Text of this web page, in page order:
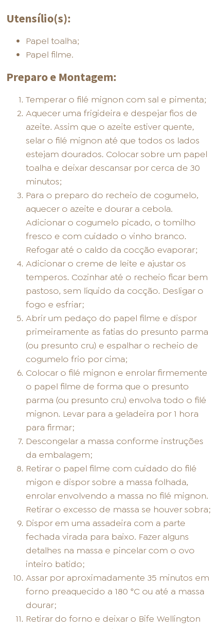
Utensílio(s):
Papel toalha;
Papel filme.
Preparo e Montagem:
Temperar o filé mignon com sal e pimenta;
Aquecer uma frigideira e despejar fios de
azeite. Assim que o azeite estiver quente,
selar o filé mignon até que todos os lados
estejam dourados. Colocar sobre um papel
toalha e deixar descansar por cerca de 30
minutos;
Para o preparo do recheio de cogumelo,
aquecer o azeite e dourar a cebola.
Adicionar o cogumelo picado, o tomilho
fresco e com cuidado o vinho branco.
Refogar até o caldo da cocção evaporar;
Adicionar o creme de leite e ajustar os
temperos. Cozinhar até o recheio ficar bem
pastoso, sem líquido da cocção. Desligar o
fogo e esfriar;
Abrir um pedaço do papel filme e dispor
primeiramente as fatias do presunto parma
(ou presunto cru) e espalhar o recheio de
cogumelo frio por cima;
Colocar o filé mignon e enrolar firmemente
o papel filme de forma que o presunto
parma (ou presunto cru) envolva todo o filé
mignon. Levar para a geladeira por 1 hora
para firmar;
Descongelar a massa conforme instruções
da embalagem;
Retirar o papel filme com cuidado do filé
migon e dispor sobre a massa folhada,
enrolar envolvendo a massa no filé mignon.
Retirar o excesso de massa se houver sobra;
Dispor em uma assadeira com a parte
fechada virada para baixo. Fazer alguns
detalhes na massa e pincelar com o ovo
inteiro batido;
Assar por aproximadamente 35 minutos em
forno preaquecido a 180 °C ou até a massa
dourar;
Retirar do forno e deixar o Bife Wellington